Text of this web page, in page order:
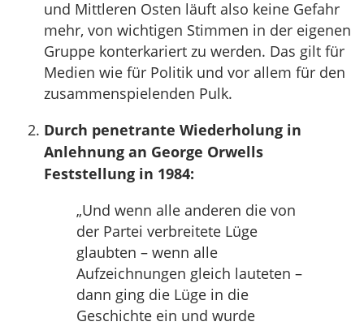
und Mittleren Osten läuft also keine Gefahr
mehr, von wichtigen Stimmen in der eigenen
Gruppe konterkariert zu werden. Das gilt für
Medien wie für Politik und vor allem für den
zusammenspielenden Pulk.
Durch penetrante Wiederholung in
Anlehnung an George Orwells
Feststellung in 1984:
„Und wenn alle anderen die von
der Partei verbreitete Lüge
glaubten – wenn alle
Aufzeichnungen gleich lauteten –
dann ging die Lüge in die
Geschichte ein und wurde